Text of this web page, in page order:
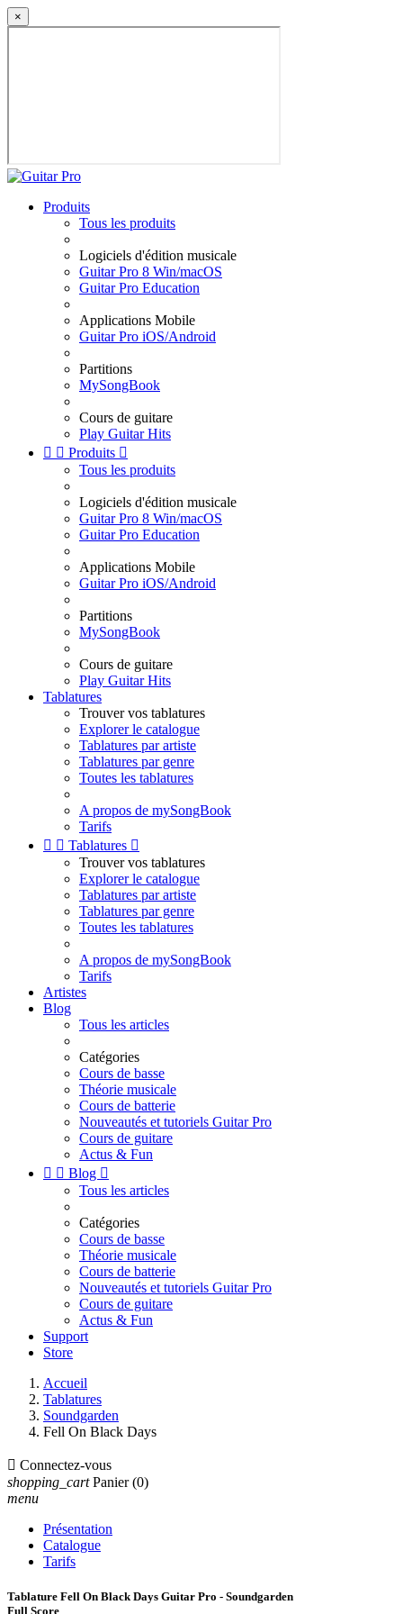
×
Produits
Tous les produits
Logiciels d'édition musicale
Guitar Pro 8 Win/macOS
Guitar Pro Education
Applications Mobile
Guitar Pro iOS/Android
Partitions
MySongBook
Cours de guitare
Play Guitar Hits
  Produits 
Tous les produits
Logiciels d'édition musicale
Guitar Pro 8 Win/macOS
Guitar Pro Education
Applications Mobile
Guitar Pro iOS/Android
Partitions
MySongBook
Cours de guitare
Play Guitar Hits
Tablatures
Trouver vos tablatures
Explorer le catalogue
Tablatures par artiste
Tablatures par genre
Toutes les tablatures
A propos de mySongBook
Tarifs
  Tablatures 
Trouver vos tablatures
Explorer le catalogue
Tablatures par artiste
Tablatures par genre
Toutes les tablatures
A propos de mySongBook
Tarifs
Artistes
Blog
Tous les articles
Catégories
Cours de basse
Théorie musicale
Cours de batterie
Nouveautés et tutoriels Guitar Pro
Cours de guitare
Actus & Fun
  Blog 
Tous les articles
Catégories
Cours de basse
Théorie musicale
Cours de batterie
Nouveautés et tutoriels Guitar Pro
Cours de guitare
Actus & Fun
Support
Store
Accueil
Tablatures
Soundgarden
Fell On Black Days
 Connectez-vous
shopping_cart Panier (0)
menu
Présentation
Catalogue
Tarifs
Tablature Fell On Black Days Guitar Pro - Soundgarden
Full Score